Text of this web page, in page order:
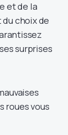
et de la
du choix de
surprises
roues vous